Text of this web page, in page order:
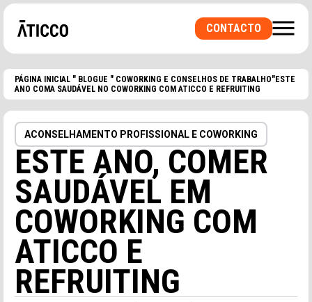
CONTACTO
PÁGINA INICIAL " BLOGUE " COWORKING E CONSELHOS DE TRABALHO"ESTE
ANO COMA SAUDÁVEL NO COWORKING COM ATICCO E REFRUITING
ACONSELHAMENTO PROFISSIONAL E COWORKING
ESTE ANO, COMER
SAUDÁVEL EM
COWORKING COM
ATICCO E
REFRUITING
PROCURA UM ESPAÇO DE COWORKING OU UM
EVENTOS?